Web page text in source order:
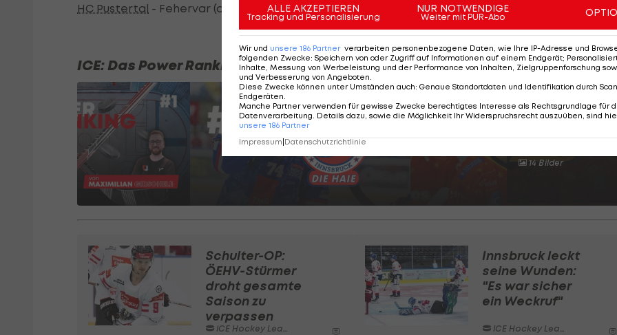
HC Pustertal - Fehervar (ab 19:45 Uhr imLIVE-Ticker >>>
ICE: Das Power Ranking vor dem Saisonstart
SLIDESHOW
STARTEN
14 Bilder
Schulter-OP:
ÖEHV-Stürmer
droht gesamte
Saison zu
verpassen
ICE Hockey League
Innsbruck leckt
seine Wunden:
"Es war sicher
ein Weckruf"
ICE Hockey League
ALLE AKZEPTIEREN
Tracking und Personalisierung
NUR NOTWENDIGE
Weiter mit PUR-Abo
Wir und unsere 186 Partner verarbeiten personenbezogene Daten, wie Ihre IP-Adresse und
folgenden Zwecke: Speichern von oder Zugriff auf Informationen auf einem Endgerät;
Inhalte, Messung von Werbeleistung und der Performance von Inhalten, Zielgruppenforschung
und Verbesserung von Angeboten
Diese Zwecke können unter Umständen auch: Genaue Standortdaten und Identifikation durch
Endgeräten
Manche Partner verwenden für gewisse Zwecke berechtigtes Interesse als Rechtsgrundlage für
Datenverarbeitung. Details dazu, sowie die Möglichkeit Ihr Widerspruchsrecht auszuüben, sind
unsere 186 Partner
Impressum|Datenschutzrichtlinie